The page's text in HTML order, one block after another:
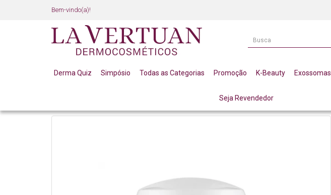
Bem-vindo(a)!
Derma Quiz Simpósio Todas as Categorias Promoção K-Beauty Exossomas
Seja Revendedor
PEELING ESFOLIANTE DE UVA E AMORA 300G LA VERTUAN* (C)